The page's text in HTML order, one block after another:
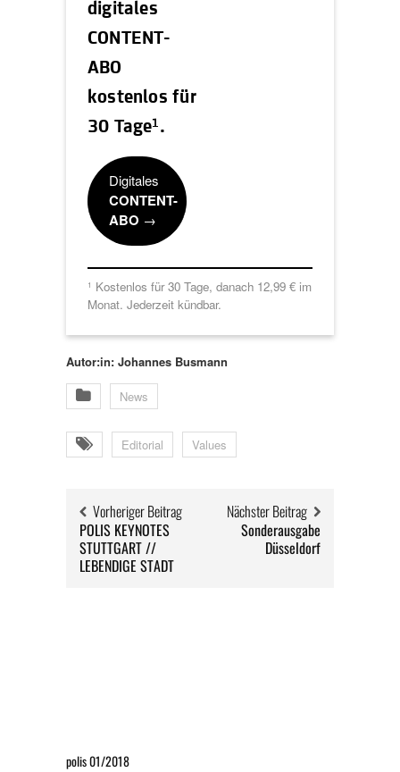
digitales
CONTENT-
ABO
kostenlos für
30 Tage1 .
Digitales
CONTENT-
ABO →
1 Kostenlos für 30 Tage, danach 12,99 € im
Monat. Jederzeit kündbar.
Autor:in: Johannes Busmann
News
Editorial Values
Vorheriger Beitrag
POLIS KEYNOTES
STUTTGART //
LEBENDIGE STADT
Nächster Beitrag
Sonderausgabe
Düsseldorf
polis 01/2018